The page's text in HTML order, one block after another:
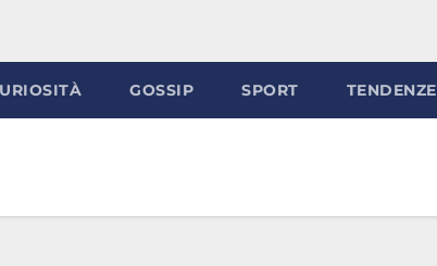
GOSSIP SPORT TENDENZE